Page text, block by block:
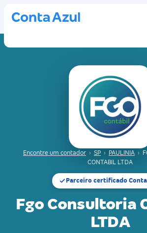
Encontre um contador › SP › PAULINIA ›
CONTABIL LTDA
Parceiro certificado Conta
Fgo Consultoria
LTDA